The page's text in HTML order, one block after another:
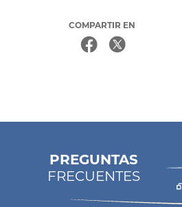
COMPARTIR EN
PREGUNTAS
FRECUENTES